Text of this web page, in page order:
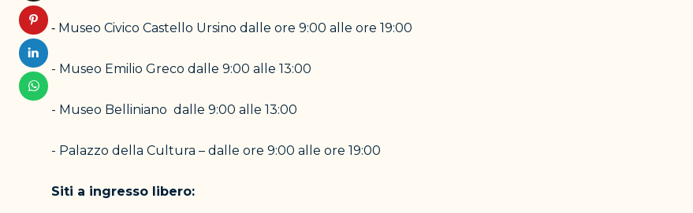
- Museo Civico Castello Ursino dalle ore 9:00 alle ore 19:00
- Museo Emilio Greco dalle 9:00 alle 13:00
- Museo Belliniano dalle 9:00 alle 13:00
- Palazzo della Cultura – dalle ore 9:00 alle ore 19:00
Siti a ingresso libero: